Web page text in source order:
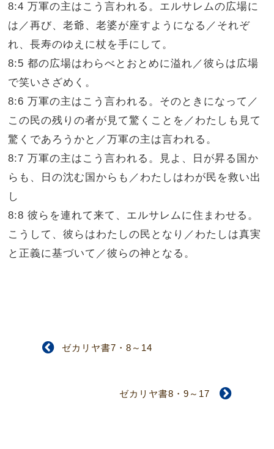
8:4 万軍の主はこう言われる。エルサレムの広場に
は／再び、老爺、老婆が座すようになる／それぞ
れ、長寿のゆえに杖を手にして。
8:5 都の広場はわらべとおとめに溢れ／彼らは広場
で笑いさざめく。
8:6 万軍の主はこう言われる。そのときになって／
この民の残りの者が見て驚くことを／わたしも見て
驚くであろうかと／万軍の主は言われる。
8:7 万軍の主はこう言われる。見よ、日が昇る国か
らも、日の沈む国からも／わたしはわが民を救い出
し
8:8 彼らを連れて来て、エルサレムに住まわせる。
こうして、彼らはわたしの民となり／わたしは真実
と正義に基づいて／彼らの神となる。
ゼカリヤ書7・8～14
ゼカリヤ書8・9～17